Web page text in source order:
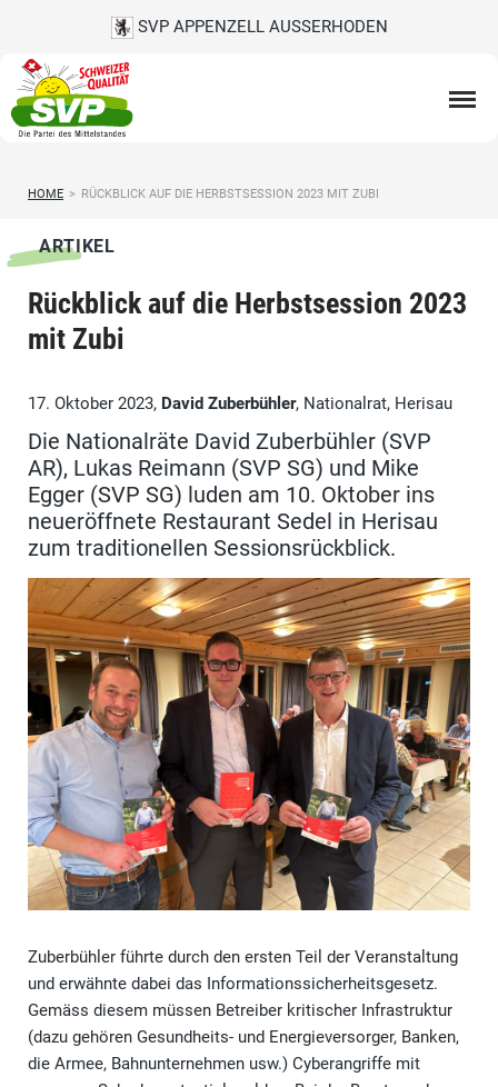
SVP APPENZELL AUSSERHODEN
HOME > RÜCKBLICK AUF DIE HERBSTSESSION 2023 MIT ZUBI
ARTIKEL
Rückblick auf die Herbstsession 2023
mit Zubi
17. Oktober 2023, David Zuberbühler, Nationalrat, Herisau
Die Nationalräte David Zuberbühler (SVP
AR), Lukas Reimann (SVP SG) und Mike
Egger (SVP SG) luden am 10. Oktober ins
neueröffnete Restaurant Sedel in Herisau
zum traditionellen Sessionsrückblick.
Zuberbühler führte durch den ersten Teil der Veranstaltung
und erwähnte dabei das Informationssicherheitsgesetz.
Gemäss diesem müssen Betreiber kritischer Infrastruktur
(dazu gehören Gesundheits- und Energieversorger, Banken,
die Armee, Bahnunternehmen usw.) Cyberangriffe mit